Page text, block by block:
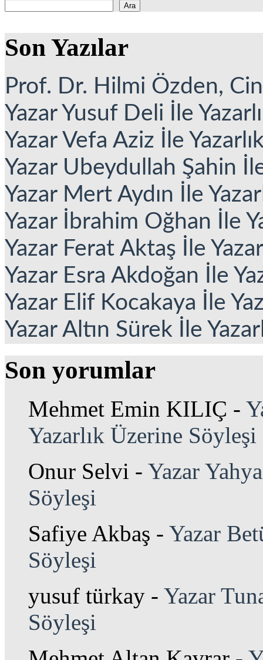
Ara
Son Yazılar
Prof. Dr. Hilmi Özden,
Yazar Yusuf Deli İle
Yazar Vefa Aziz İle
Yazar Ubeydullah Şahin
Yazar Mert Aydın İle
Yazar İbrahim Oğhan İle
Yazar Ferat Aktaş İle
Yazar Esra Akdoğan İle
Yazar Elif Kocakaya İle
Yazar Altın Sürek İle
Son yorumlar
Mehmet Emin KILIÇ -
Yazarlık Üzerine Söyleşi
Onur Selvi - Yazar
Söyleşi
Safiye Akbaş - Yazar
Söyleşi
yusuf türkay - Yazar
Söyleşi